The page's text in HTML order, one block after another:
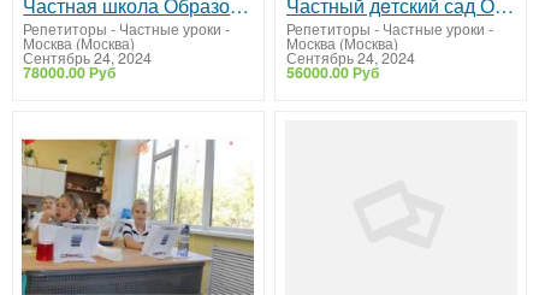
Частная школа Образование Плюс I
Репетиторы - Частные уроки -
Москва (Москва)
Сентябрь 24, 2024
78000.00 Руб
Частный дeтский сад Образованиe Плюc I
Репетиторы - Частные уроки -
Москва (Москва)
Сентябрь 24, 2024
56000.00 Руб